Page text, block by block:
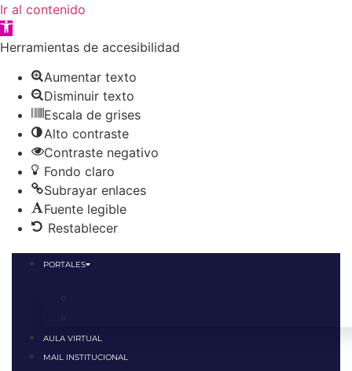
Ir al contenido
Abrir
barra
herramientas
Herramientas de accesibilidad
Aumentar texto
Disminuir texto
Escala de grises
Alto contraste
Contraste negativo
Fondo claro
Subrayar enlaces
Fuente legible
Restablecer
PORTALES
AULA VIRTUAL
MAIL INSTITUCIONAL